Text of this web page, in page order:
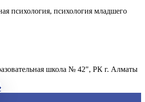
психология, психология младшего
школа № 42", РК г. Алматы